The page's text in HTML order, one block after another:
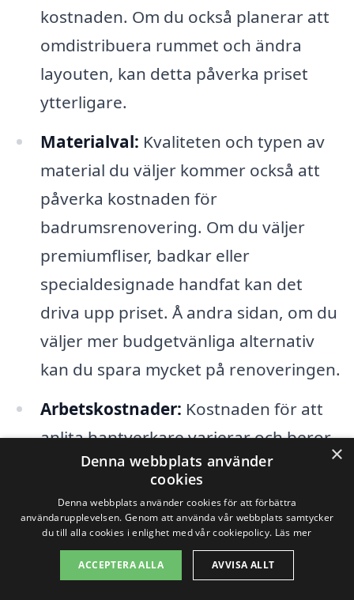
kostnaden. Om du också planerar att
omdistribuera rummet och ändra
layouten, kan detta påverka priset
ytterligare.
Materialval: Kvaliteten och typen av
material du väljer kommer också att
påverka kostnaden för
badrumsrenovering. Om du väljer
premiumfliser, badkar eller
specialdesignade handfat kan det
driva upp priset. Å andra sidan, om du
väljer mer budgetvänliga alternativ
kan du spara mycket på renoveringen.
Arbetskostnader: Kostnaden för att
anlita hantverkare varierar och beror
på deras erfarenhet och
kvalifikationer. Det kan vara värt att få
offerter från flera olika företag för att
jämföra priser och tjänster. En
professionell hantverkare kan också
×
Denna webbplats använder
cookies
Denna webbplats använder cookies för att förbättra
användarupplevelsen. Genom att använda vår webbplats samtycker
du till alla cookies i enlighet med vår cookiepolicy. Läs mer
ACCEPTERA ALLA AVVISA ALLT